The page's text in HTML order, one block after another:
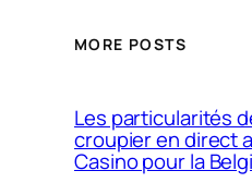
MORE POSTS
Les particularités
croupier en direct
Casino pour la